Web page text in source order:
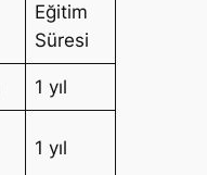
Eğitim
Süresi
1 yıl
1 yıl